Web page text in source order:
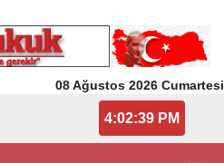
08 Ağustos 2026 Cumartesi
4:02:39 PM